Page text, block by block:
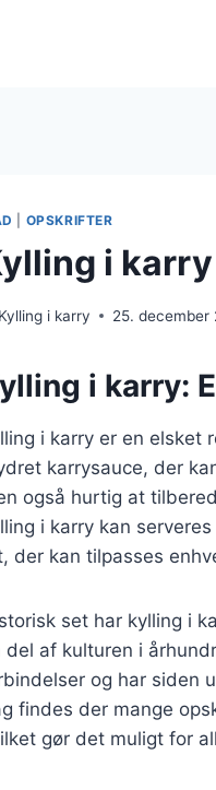
OPSKRIFTER
i
Kylling i karry 25. december
i karry:
i karry er en elsket
karrysauce, der
også hurtig at
i karry kan
der kan tilpasses
set har kylling i
del af kulturen i
og har siden
findes der mange
gør det muligt for